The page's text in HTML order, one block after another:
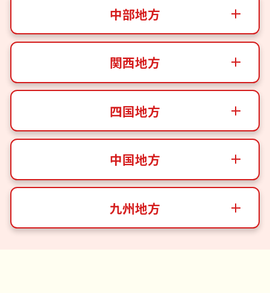
中部地方
関西地方
四国地方
中国地方
九州地方